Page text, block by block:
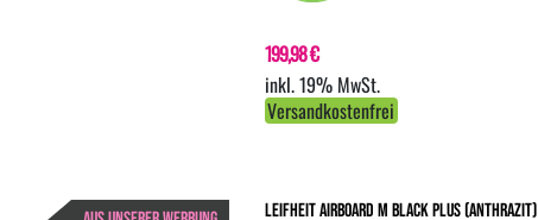
199,98 €
inkl. 19% MwSt.
Versandkostenfrei
Leifheit AirBoard M Black Plus (anthrazit)